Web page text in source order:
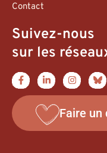
Contact
Suivez-nous
sur les
Faire un